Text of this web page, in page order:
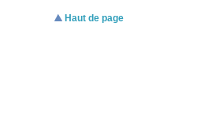
Haut de page